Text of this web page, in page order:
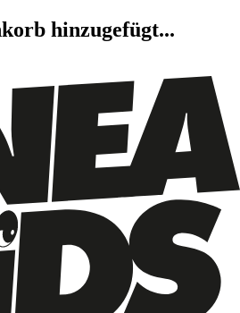
hinzugefügt...